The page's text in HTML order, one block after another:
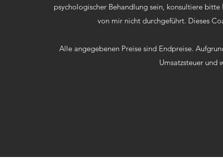
psychologischer Behandlung sein, konsultiere
von mir nicht durchgeführt. Dieses
Alle angegebenen Preise sind Endpreise.
Umsatzsteuer und